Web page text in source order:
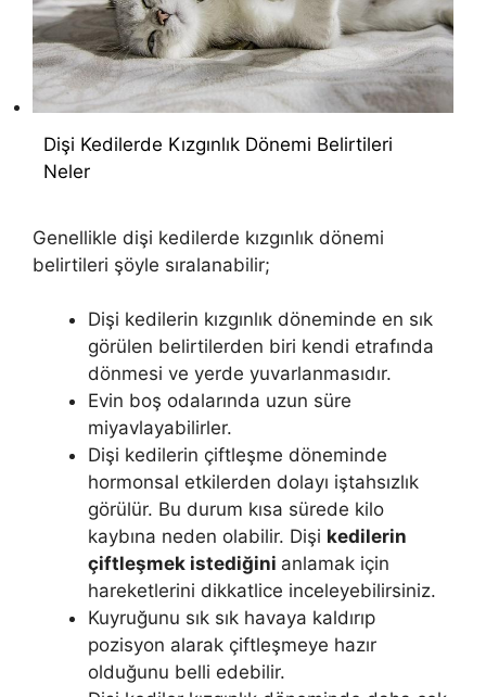
Dişi Kedilerde Kızgınlık Dönemi Belirtileri
Neler
Genellikle dişi kedilerde kızgınlık dönemi
belirtileri şöyle sıralanabilir;
Dişi kedilerin kızgınlık döneminde en sık
görülen belirtilerden biri kendi etrafında
dönmesi ve yerde yuvarlanmasıdır.
Evin boş odalarında uzun süre
miyavlayabilirler.
Dişi kedilerin çiftleşme döneminde
hormonsal etkilerden dolayı iştahsızlık
görülür. Bu durum kısa sürede kilo
kaybına neden olabilir. Dişi kedilerin
çiftleşmek istediğini anlamak için
hareketlerini dikkatlice inceleyebilirsiniz.
Kuyruğunu sık sık havaya kaldırıp
pozisyon alarak çiftleşmeye hazır
olduğunu belli edebilir.